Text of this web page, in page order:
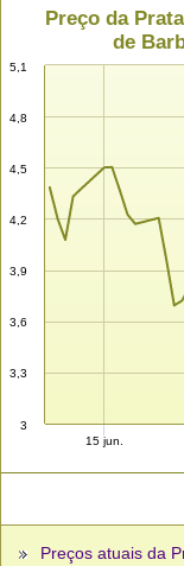
Preço da
de
3
3,3
3,6
3,9
4,2
4,5
4,8
5,1
15 jun.
Preços atuais da